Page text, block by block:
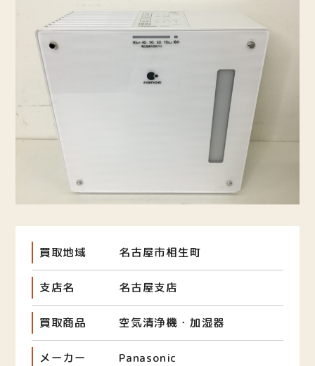
買取地域 名古屋市相生町
支店名 名古屋支店
買取商品 空気清浄機・加湿器
メーカー Panasonic